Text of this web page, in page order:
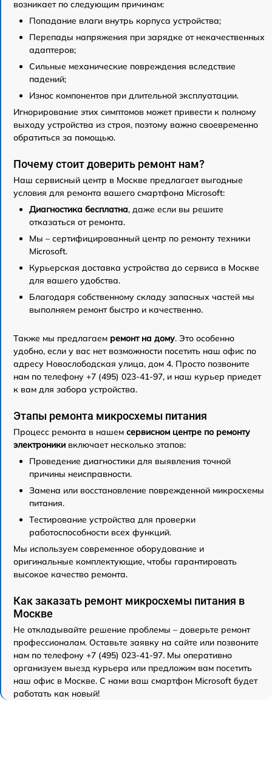
возникает по следующим причинам:
Попадание влаги внутрь корпуса устройства;
Перепады напряжения при зарядке от некачественных
адаптеров;
Сильные механические повреждения вследствие
падений;
Износ компонентов при длительной эксплуатации.
Игнорирование этих симптомов может привести к полному
выходу устройства из строя, поэтому важно своевременно
обратиться за помощью.
Почему стоит доверить ремонт нам?
Наш сервисный центр в Москве предлагает выгодные
условия для ремонта вашего смартфона Microsoft:
Диагностика бесплатна, даже если вы решите
отказаться от ремонта.
Мы – сертифицированный центр по ремонту техники
Microsoft.
Курьерская доставка устройства до сервиса в Москве
для вашего удобства.
Благодаря собственному складу запасных частей мы
выполняем ремонт быстро и качественно.
Также мы предлагаем ремонт на дому. Это особенно
удобно, если у вас нет возможности посетить наш офис по
адресу Новослободская улица, дом 4. Просто позвоните
нам по телефону +7 (495) 023-41-97, и наш курьер приедет
к вам для забора устройства.
Этапы ремонта микросхемы питания
Процесс ремонта в нашем сервисном центре по ремонту
электроники включает несколько этапов:
Проведение диагностики для выявления точной
причины неисправности.
Замена или восстановление поврежденной микросхемы
питания.
Тестирование устройства для проверки
работоспособности всех функций.
Мы используем современное оборудование и
оригинальные комплектующие, чтобы гарантировать
высокое качество ремонта.
Как заказать ремонт микросхемы питания в
Москве
Не откладывайте решение проблемы – доверьте ремонт
профессионалам. Оставьте заявку на сайте или позвоните
нам по телефону +7 (495) 023-41-97. Мы оперативно
организуем выезд курьера или предложим вам посетить
наш офис в Москве. С нами ваш смартфон Microsoft будет
работать как новый!